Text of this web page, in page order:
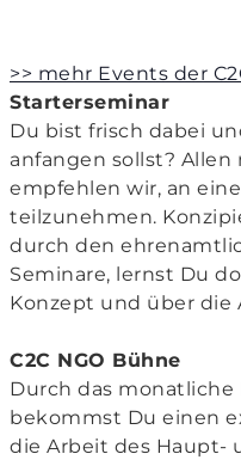
>> mehr Events der
Starterseminar
Du bist frisch dabei
anfangen sollst?
empfehlen wir, an
teilzunehmen.
durch den
Seminare, lernst Du
Konzept und über die
C2C NGO Bühne
Durch das
bekommst Du einen
die Arbeit des Haupt-